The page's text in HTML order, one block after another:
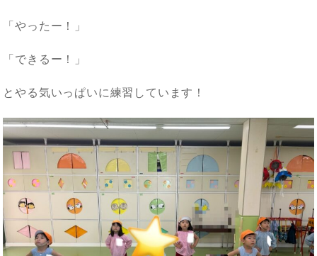
「やったー！」
「できるー！」
とやる気いっぱいに練習しています！